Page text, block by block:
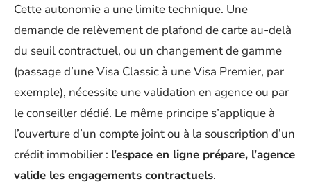
Cette autonomie a une limite technique. Une
demande de relèvement de plafond de carte au-delà
du seuil contractuel, ou un changement de gamme
(passage d’une Visa Classic à une Visa Premier, par
exemple), nécessite une validation en agence ou par
le conseiller dédié. Le même principe s’applique à
l’ouverture d’un compte joint ou à la souscription d’un
crédit immobilier : l’espace en ligne prépare, l’agence
valide les engagements contractuels.